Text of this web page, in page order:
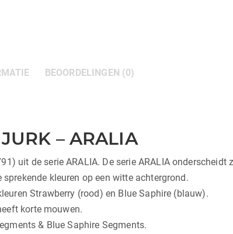
BEOORDELINGEN (0)
– ARALIA
uit de serie ARALIA. De serie ARALIA
kleuren op een witte achtergrond.
Strawberry (rood) en Blue Saphire (blauw).
korte mouwen.
& Blue Saphire Segments.